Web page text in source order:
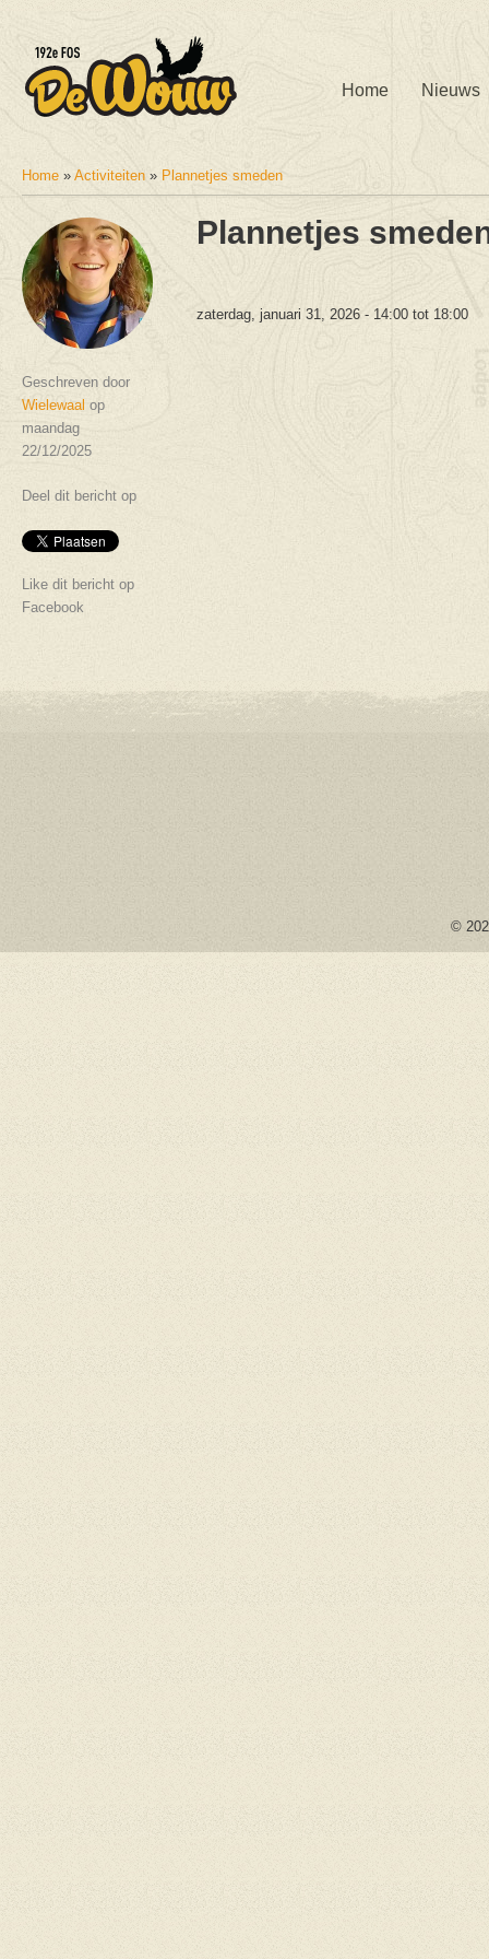
Home Nieuws
U bent hier
Home » Activiteiten » Plannetjes smeden
Geschreven door
Wielewaal op
maandag
22/12/2025
Deel dit bericht op
Like dit bericht op
Facebook
Plannetjes
zaterdag, januari 31, 2026 - 14:00 tot 18:00
©